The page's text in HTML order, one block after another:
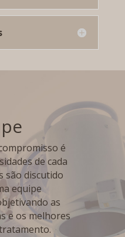
é
de cada
são discutido
equipe
as
e os melhores